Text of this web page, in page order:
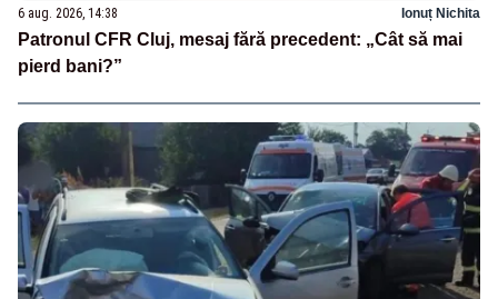
6 aug. 2026, 14:38 Ionuț Nichita
Patronul CFR Cluj, mesaj fără precedent: „Cât să mai
pierd bani?”